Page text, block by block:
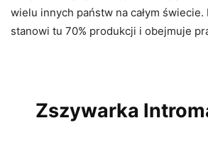
wielu innych państw na całym
stanowi tu 70% produkcji i obejmuje
Zszywarka